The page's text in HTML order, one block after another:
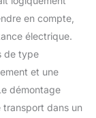
en compte,
électrique.
de type
et une
démontage
transport dans un